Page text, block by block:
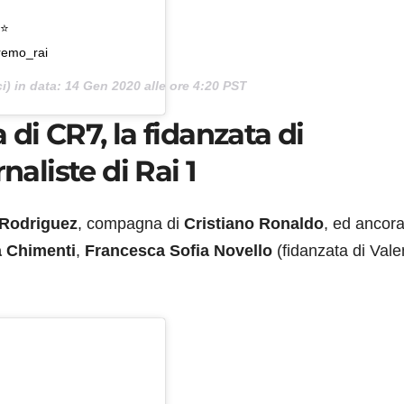
in data: 14 Gen 2020 alle ore 4:20 PST
CR7, la fidanzata di
di Rai 1
, compagna di Cristiano Ronaldo, ed
Chimenti, Francesca Sofia Novello (fidanzata di